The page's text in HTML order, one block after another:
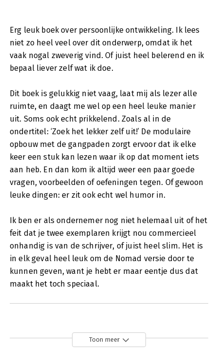
Erg leuk boek over persoonlijke ontwikkeling. Ik lees
niet zo heel veel over dit onderwerp, omdat ik het
vaak nogal zweverig vind. Of juist heel belerend en ik
bepaal liever zelf wat ik doe.
Dit boek is gelukkig niet vaag, laat mij als lezer alle
ruimte, en daagt me wel op een heel leuke manier
uit. Soms ook echt prikkelend. Zoals al in de
ondertitel: ‘Zoek het lekker zelf uit!’ De modulaire
opbouw met de gangpaden zorgt ervoor dat ik elke
keer een stuk kan lezen waar ik op dat moment iets
aan heb. En dan kom ik altijd weer een paar goede
vragen, voorbeelden of oefeningen tegen. Of gewoon
leuke dingen: er zit ook echt wel humor in.
Ik ben er als ondernemer nog niet helemaal uit of het
feit dat je twee exemplaren krijgt nou commercieel
onhandig is van de schrijver, of juist heel slim. Het is
in elk geval heel leuk om de Nomad versie door te
kunnen geven, want je hebt er maar eentje dus dat
maakt het toch speciaal.
Toon meer